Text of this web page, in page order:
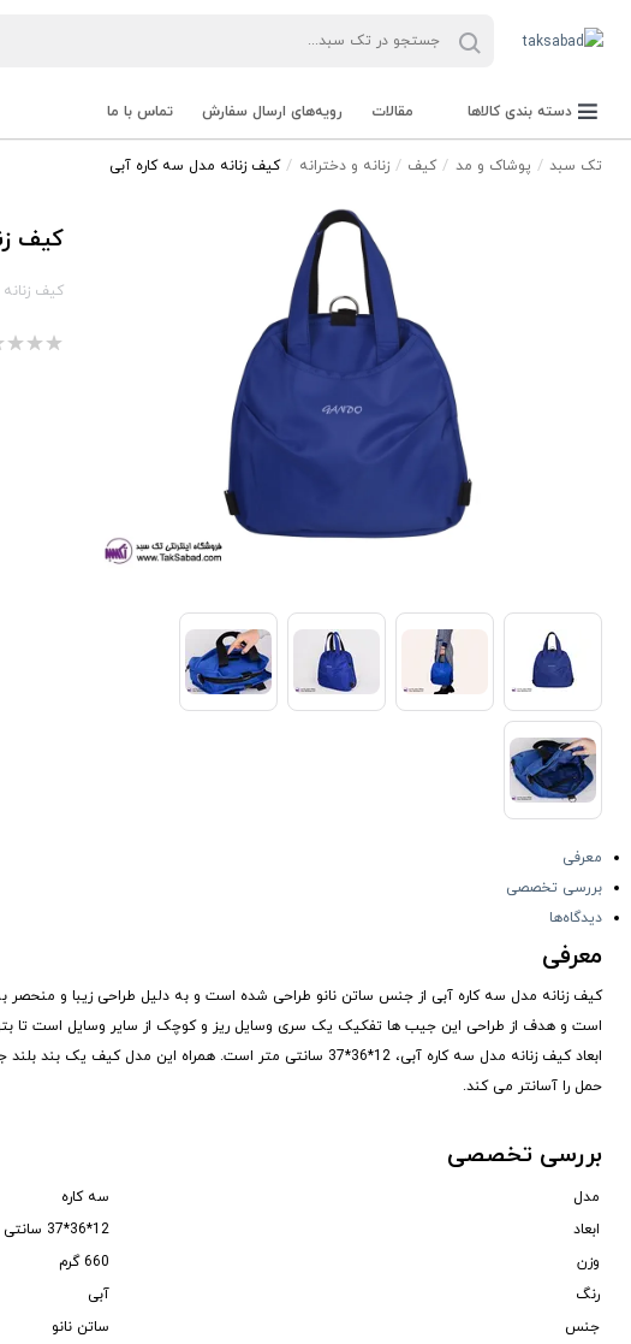
دسته بندی کالاها مقالات رویه‌های ارسال سفارش تماس با ما
تک سبد پوشاک و مد کیف زنانه و دخترانه کیف زنانه مدل سه کاره آبی
کیف
کیف
معرفی
بررسی تخصصی
دیدگاه‌ها
معرفی
کیف زنانه مدل سه کاره آبی از جنس ساتن نانو طراحی شده است و به دلیل طراحی زیبا و
است و هدف از طراحی این جیب ها تفکیک یک سری وسایل ریز و کوچک از سایر وسایل است تا
ابعاد کیف زنانه مدل سه کاره آبی، 12*36*37 سانتی متر است.
حمل را آسانتر می کند.
بررسی تخصصی
مدل
سه کاره
ابعاد
وزن
رنگ
آبی
جنس
ساتن نانو